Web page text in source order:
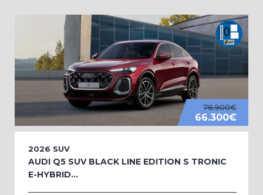
78.900€
66.300€
2026 SUV
AUDI Q5 SUV BLACK LINE EDITION S TRONIC
E-HYBRID...